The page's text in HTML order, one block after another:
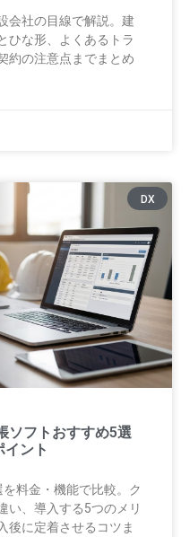
会社の目線で解説。建
ひな形、よくあるトラ
約の注意点までまとめ
DX
ソフトおすすめ5選
ント
料金・機能で比較。ク
い、導入する5つのメリ
後に定着させるコツま